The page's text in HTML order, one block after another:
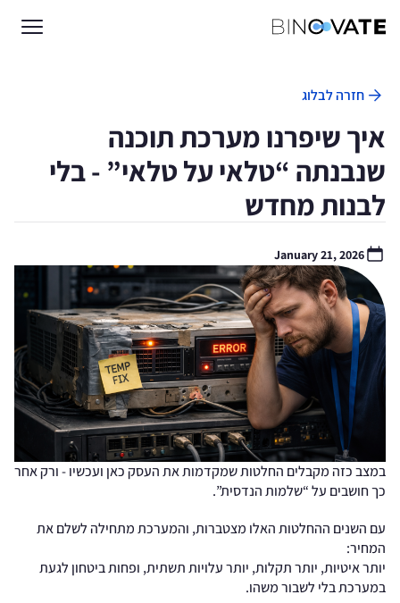
חזרה לבלוג
איך שיפרנו מערכת תוכנה
שנבנתה “טלאי על טלאי” - בלי
לבנות מחדש
January 21, 2026
במצב כזה מקבלים החלטות שמקדמות את העסק כאן ועכשיו - ורק אחר
כך חושבים על “שלמות הנדסית”.
עם השנים ההחלטות האלו מצטברות, והמערכת מתחילה לשלם את
המחיר:
יותר איטיות, יותר תקלות, יותר עלויות תשתית, ופחות ביטחון לגעת
במערכת בלי לשבור משהו.